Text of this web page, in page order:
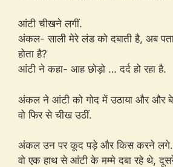
आंटी चीखने लगीं.
अंकल- साली मेरे लंड को दबाती है, अब पता
होता है?
आंटी ने कहा- आह छोड़ो … दर्द हो रहा है.
अंकल ने आंटी को गोद में उठाया और और
वो फिर से चीख उठीं.
अंकल उन पर कूद पड़े और किस करने लगे.
वो एक हाथ से आंटी के मम्मे दबा रहे थे,